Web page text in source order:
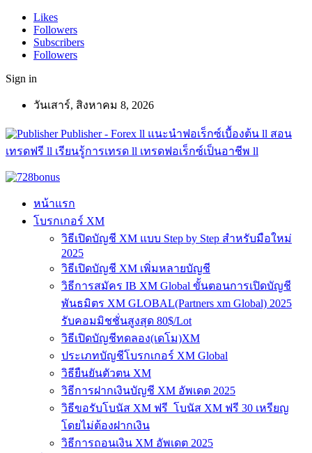
Likes
Followers
Subscribers
Followers
Sign in
วันเสาร์, สิงหาคม 8, 2026
Publisher - Forex ll แนะนำฟอเร็กซ์เบื้องต้น ll สอน
เทรดฟรี ll เรียนรู้การเทรด ll เทรดฟอเร็กซ์เป็นอาชีพ ll
หน้าแรก
โบรกเกอร์ XM
วิธีเปิดบัญชี XM แบบ Step by Step สำหรับมือใหม่
2025
วิธีเปิดบัญชี XM เพิ่มหลายบัญชี
วิธีการสมัคร IB XM Global ขั้นตอนการเปิดบัญชี
พันธมิตร XM GLOBAL(Partners xm Global) 2025
รับคอมมิชชั่นสูงสุด 80$/Lot
วิธีเปิดบัญชีทดลอง(เดโม)XM
ประเภทบัญชีโบรกเกอร์ XM Global
วิธียืนยันตัวตน XM
วิธีการฝากเงินบัญชี XM อัพเดต 2025
วิธีขอรับโบนัส XM ฟรี โบนัส XM ฟรี 30 เหรียญ
โดยไม่ต้องฝากเงิน
วิธีการถอนเงิน XM อัพเดต 2025